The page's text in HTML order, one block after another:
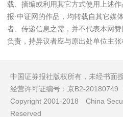
载、摘编或利用其它方式使用上述
报·中证网的作品，均转载自其它媒
者、传递信息之需，并不代表本网
负责，持异议者应与原出处单位主张
中国证券报社版权所有，未经书面
经营许可证编号：京B2-
Copyright 2001-2018 China
Reserved